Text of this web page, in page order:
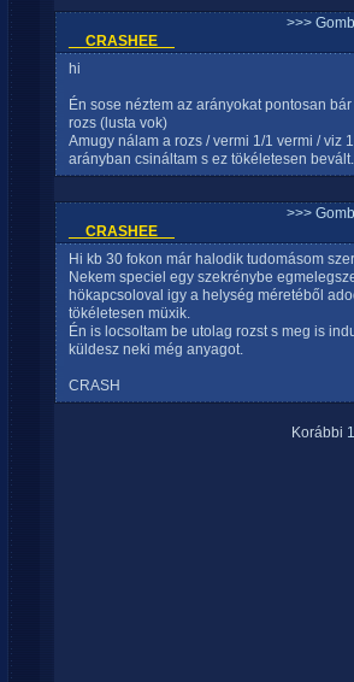
>>>
__CRASHEE__
hi
Én sose néztem az arányokat pontosan
rozs (lusta vok)
Amugy nálam a rozs / vermi 1/1 vermi / viz
arányban csináltam s ez tökéletesen bevált.
>>>
__CRASHEE__
Hi kb 30 fokon már halodik tudomásom
Nekem speciel egy szekrénybe
hökapcsoloval igy a helység méretéből
tökéletesen müxik.
Én is locsoltam be utolag rozst s meg is
küldesz neki még anyagot.
CRASH
Korábbi